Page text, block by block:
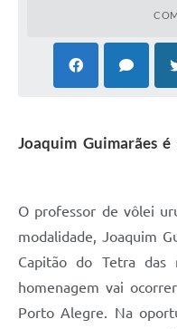
Cidadão Online: IPTU - alvará
ITBI Online
Colégio Agrícola Municipal
SIM - Serviço de Inspeção
Vigilância Ambiental em
Joaquim Guimarães
O professor de vôlei
modalidade, Joaquim
Capitão do Tetra das
homenagem vai
Porto Alegre. Na